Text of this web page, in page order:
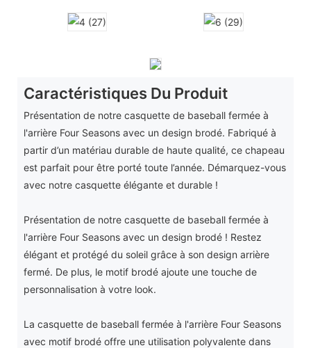
Caractéristiques Du Produit
Présentation de notre casquette de baseball fermée à
l'arrière Four Seasons avec un design brodé. Fabriqué à
partir d’un matériau durable de haute qualité, ce chapeau
est parfait pour être porté toute l’année. Démarquez-vous
avec notre casquette élégante et durable !
Présentation de notre casquette de baseball fermée à
l'arrière Four Seasons avec un design brodé ! Restez
élégant et protégé du soleil grâce à son design arrière
fermé. De plus, le motif brodé ajoute une touche de
personnalisation à votre look.
La casquette de baseball fermée à l'arrière Four Seasons
avec motif brodé offre une utilisation polyvalente dans